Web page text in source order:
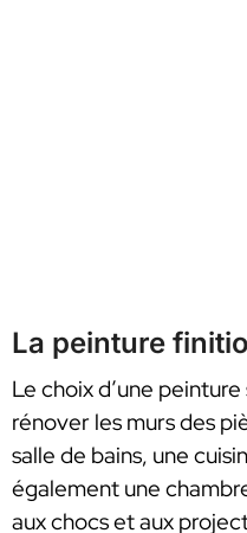
La peinture
Le choix d’une
rénover les murs des
salle de bains, une
également une
aux chocs et aux